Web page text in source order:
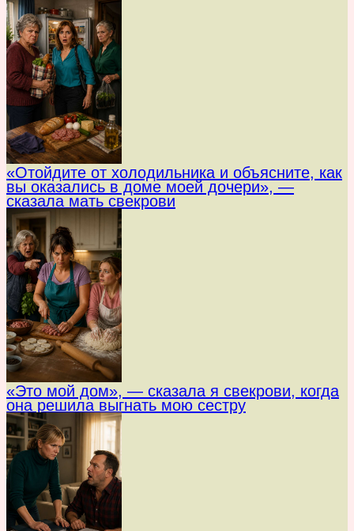
«Отойдите от холодильника и объясните, как
вы оказались в доме моей дочери», —
сказала мать свекрови
«Это мой дом», — сказала я свекрови, когда
она решила выгнать мою сестру